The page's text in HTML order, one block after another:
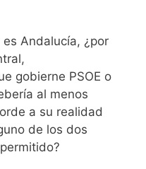
Andalucía, ¿por
gobierne PSOE o
al menos
a su realidad
de los dos